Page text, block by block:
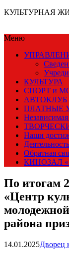
КУЛЬТУРНАЯ
Меню
КУЛЬТУРА
СПОРТ и
АВТОКЛУБ
ПЛАТНЫЕ
Независимая
Наши
Обратная
КИНОЗАЛ
По итогам
«Центр
района
14.01.2025Дворец